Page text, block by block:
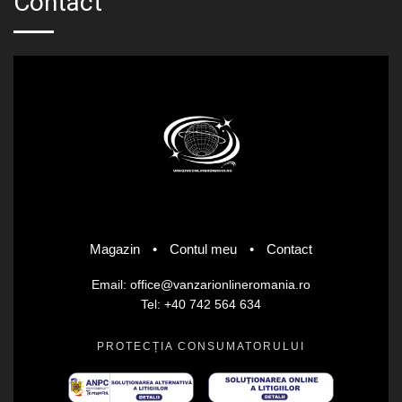
Magazin • Contul meu • Contact
Email: office@vanzarionlineromania.ro
Tel: +40 742 564 634
PROTECȚIA CONSUMATORULUI